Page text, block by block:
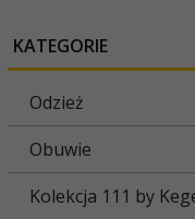
KATEGORIE
Odzież
Obuwie
Kolekcja 111 by